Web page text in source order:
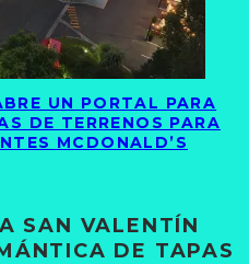
UN PORTAL PARA
DE TERRENOS PARA
MCDONALD’S
SAN VALENTÍN
DE TAPAS